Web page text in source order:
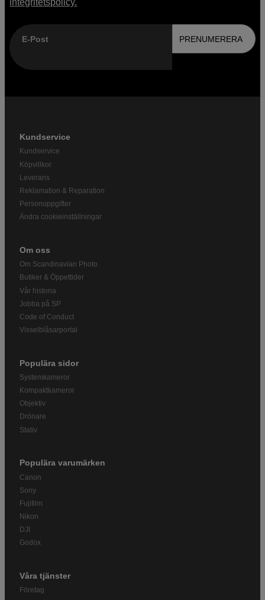
integritetspolicy.
E-Post PRENUMERERA
Kundservice
Kundservice
Köpvillkor
Leverans
Reklamation & Reparation
Personuppgifter
Ändra cookieinställningar
Om oss
Om Scandinavian Photo
Butiker & Öppettider
Vår historia
Jobba på SP
Code of Conduct
Visselblåsarportal
Populära sidor
Systemkameror
Kompaktkameror
Objektiv
Drönare
Stativ
Populära varumärken
Canon
Sony
Fujifilm
Nikon
DJI
Godox
Våra tjänster
Företag